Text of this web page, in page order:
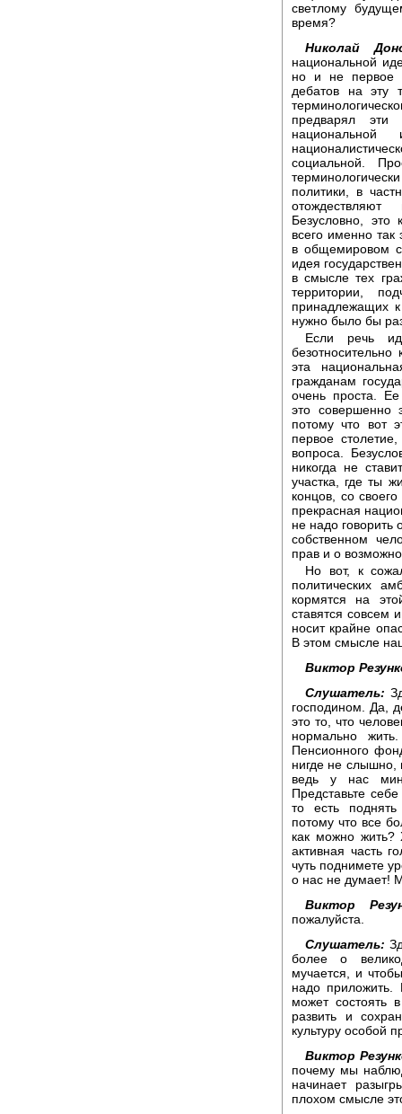
светлому
время?
Николай
национальной
но и не первое
дебатов на эту
предварял эти
социальной.
политики, в
Безусловно,
всего именно
в общемировом
идея
в смысле тех
территории,
принадлежащих к
нужно было бы
Если речь
эта
гражданам
очень проста.
это
потому что вот
первое
вопроса.
никогда не
участка, где ты
концов, со
прекрасная
не надо говорить
собственном
прав и о
Но вот, к
политических
кормятся на
ставятся совсем
носит крайне
В этом смысле
Виктор
Слушатель:
господином. Да,
это то, что
нормально
Пенсионного
нигде не слышно,
ведь у нас
Представьте
то есть
потому что все
как можно жить?
активная часть
чуть поднимете
о нас не думает!
Виктор
пожалуйста.
Слушатель:
более о
мучается, и
надо
может состоять
развить и
культуру особой
Виктор
почему мы
начинает
плохом смысле